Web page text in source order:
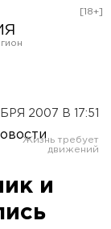
[18+]
2007 В 17:51
и